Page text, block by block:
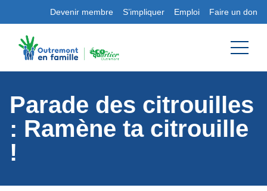
Devenir membre S’impliquer Emploi Faire un don
Parade des citrouilles
: Ramène ta citrouille
!